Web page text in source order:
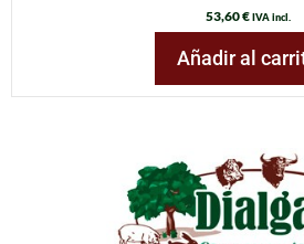
53,60€ IVA incl.
Añadir al